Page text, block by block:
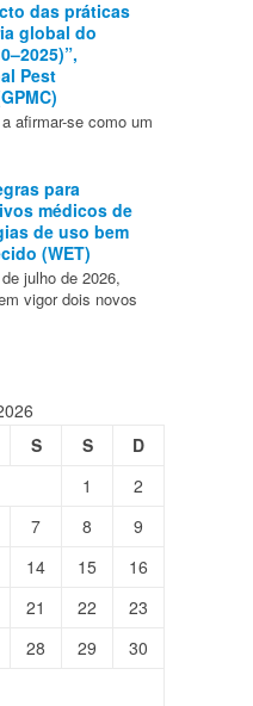
das práticas
global do
Pest
afirmar-se como um
para
médicos de
de uso bem
(WET)
julho de 2026,
vigor dois novos
S S
D
1
2
7 8
9
14 15
16
21 22
23
28 29
30